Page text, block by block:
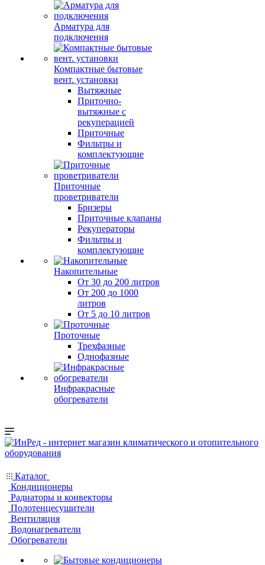
Арматура для
подключения
Компактные бытовые
вент. установки
Вытяжные
Приточно-
вытяжные с
рекуперацией
Приточные
Фильтры и
комплектующие
Приточные
проветриватели
Бризеры
Приточные клапаны
Рекуператоры
Фильтры и
комплектующие
Накопительные
От 30 до 200 литров
От 200 до 1000
литров
От 5 до 10 литров
Проточные
Трехфазные
Однофазные
Инфракрасные
обогреватели
Каталог
Кондиционеры
Радиаторы и конвекторы
Полотенцесушители
Вентиляция
Водонагреватели
Обогреватели